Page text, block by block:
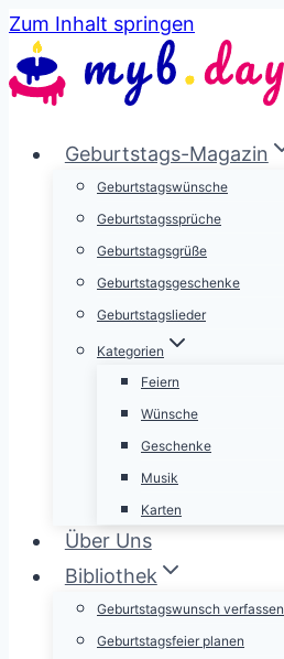
Zum Inhalt springen
Geburtstags-Magazin
Geburtstagswünsche
Geburtstagssprüche
Geburtstagsgrüße
Geburtstagsgeschenke
Geburtstagslieder
Kategorien
Feiern
Wünsche
Geschenke
Musik
Karten
Über Uns
Bibliothek
Geburtstagswunsch verfassen
Geburtstagsfeier planen